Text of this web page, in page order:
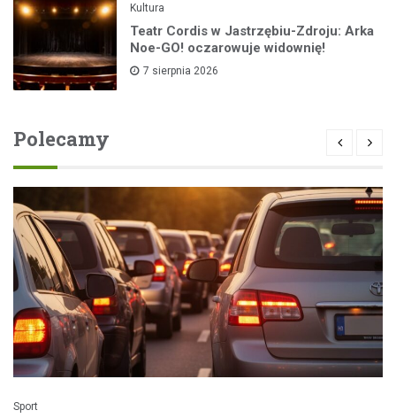
Kultura
Teatr Cordis w Jastrzębiu-Zdroju: Arka
Noe-GO! oczarowuje widownię!
7 sierpnia 2026
Polecamy
Sport